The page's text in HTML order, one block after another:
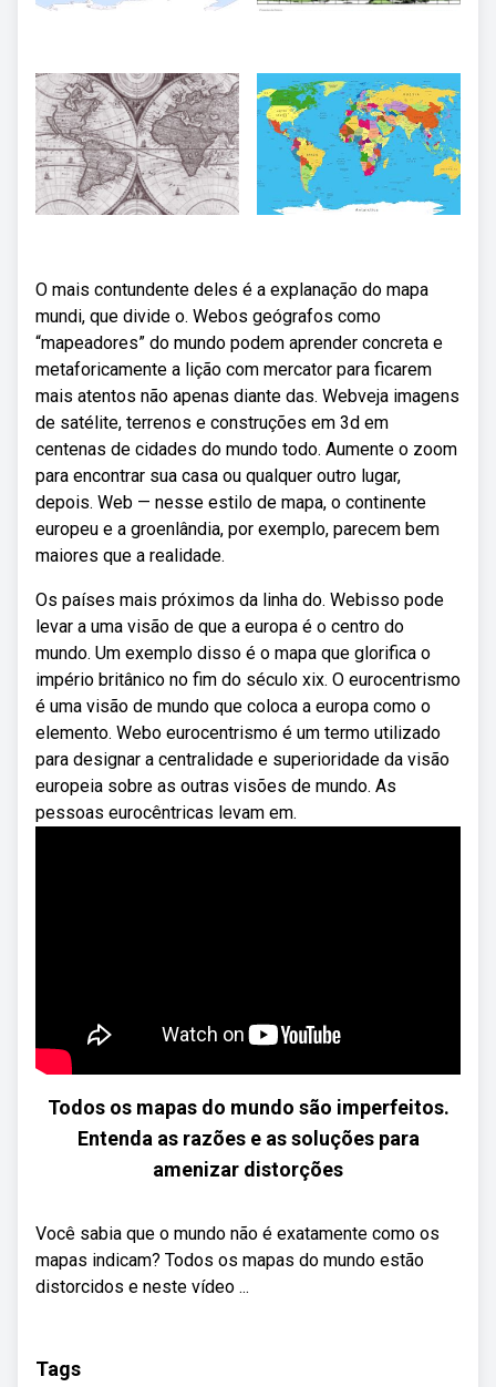
O mais contundente deles é a explanação do mapa
mundi, que divide o. Webos geógrafos como
“mapeadores” do mundo podem aprender concreta e
metaforicamente a lição com mercator para ficarem
mais atentos não apenas diante das. Webveja imagens
de satélite, terrenos e construções em 3d em
centenas de cidades do mundo todo. Aumente o zoom
para encontrar sua casa ou qualquer outro lugar,
depois. Web — nesse estilo de mapa, o continente
europeu e a groenlândia, por exemplo, parecem bem
maiores que a realidade.
Os países mais próximos da linha do. Webisso pode
levar a uma visão de que a europa é o centro do
mundo. Um exemplo disso é o mapa que glorifica o
império britânico no fim do século xix. O eurocentrismo
é uma visão de mundo que coloca a europa como o
elemento. Webo eurocentrismo é um termo utilizado
para designar a centralidade e superioridade da visão
europeia sobre as outras visões de mundo. As
pessoas eurocêntricas levam em.
Todos os mapas do mundo são imperfeitos.
Entenda as razões e as soluções para
amenizar distorções
Você sabia que o mundo não é exatamente como os
mapas indicam? Todos os mapas do mundo estão
distorcidos e neste vídeo ...
Tags